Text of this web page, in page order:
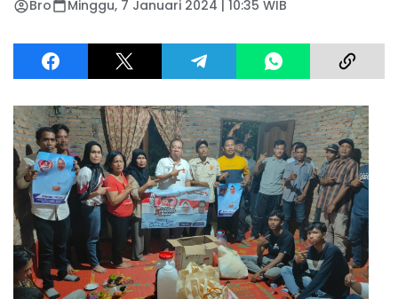
Bro Minggu, 7 Januari 2024 | 10:35 WIB